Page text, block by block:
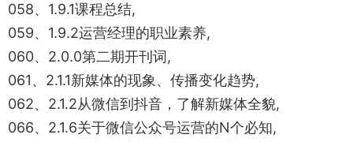
058、1.9.1课程总结,
059、1.9.2运营经理的职业素养,
060、2.0.0第二期开刊词,
061、2.1.1新媒体的现象、传播变化趋势,
062、2.1.2从微信到抖音，了解新媒体全貌,
066、2.1.6关于微信公众号运营的N个必知,